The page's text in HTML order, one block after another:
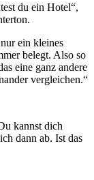
du ein Hotel“,
ein kleines
belegt. Also so
eine ganz andere
vergleichen.“
kannst dich
dann ab. Ist das